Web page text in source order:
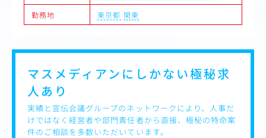
・志向性
成果（売上・粗利）への強いコミット
長期的な関係構築志向
勤務地
東京都 関東
マスメディアンにしかない極秘求
人あり
実績と宣伝会議グループのネットワークにより、人事だ
けではなく経営者や部門責任者から直接、極秘の特命案
件のご相談を多数いただいています。